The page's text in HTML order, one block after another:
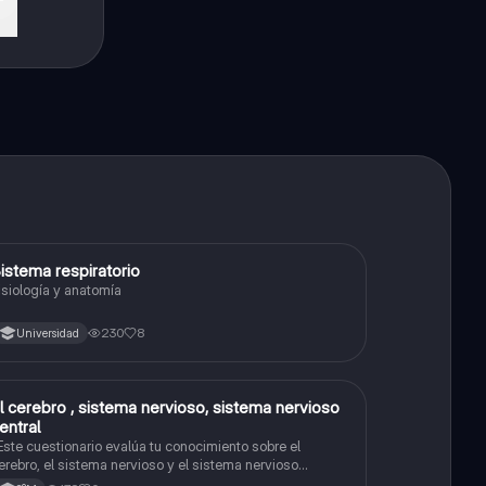
Biología respiratorio
y anatomía
Universidad 230 8
Biología
cerebro , sistema nervioso, sistema nervioso
cuestionario evalúa tu conocimiento sobre el
el sistema nervioso y el sistema nervioso